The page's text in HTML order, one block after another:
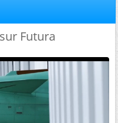
Futura